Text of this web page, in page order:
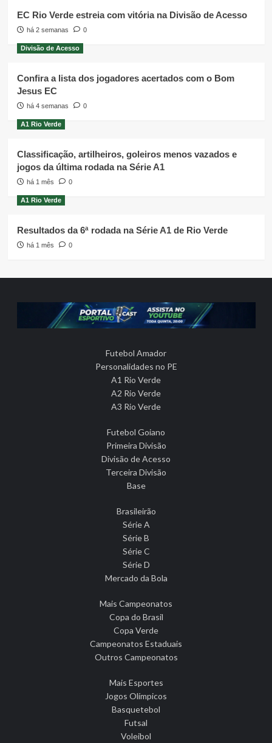
EC Rio Verde estreia com vitória na Divisão de Acesso
há 2 semanas 0
Divisão de Acesso
Confira a lista dos jogadores acertados com o Bom
Jesus EC
há 4 semanas 0
A1 Rio Verde
Classificação, artilheiros, goleiros menos vazados e
jogos da última rodada na Série A1
há 1 mês 0
A1 Rio Verde
Resultados da 6ª rodada na Série A1 de Rio Verde
há 1 mês 0
Futebol Amador
Personalidades no PE
A1 Rio Verde
A2 Rio Verde
A3 Rio Verde
Futebol Goiano
Primeira Divisão
Divisão de Acesso
Terceira Divisão
Base
Brasileirão
Série A
Série B
Série C
Série D
Mercado da Bola
Mais Campeonatos
Copa do Brasil
Copa Verde
Campeonatos Estaduais
Outros Campeonatos
Mais Esportes
Jogos Olímpicos
Basquetebol
Futsal
Voleibol